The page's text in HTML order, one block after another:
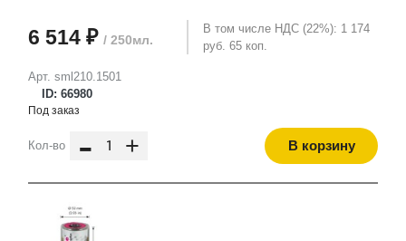
Арт. sml210.1501
ID: 66980
6 514 ₽ / 250мл.
В том числе НДС (22%): 1 174
руб. 65 коп.
Под заказ
Кол-во - + В корзину